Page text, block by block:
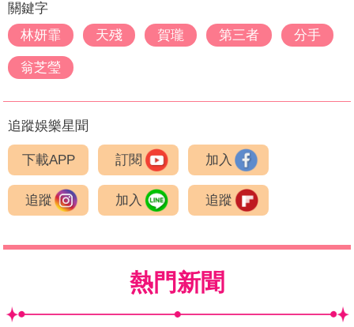
關鍵字
林妍霏
天殘 賀瓏 第三者 分手
翁芝瑩
追蹤娛樂星聞
下載APP 訂閱 加入
追蹤 加入 追蹤
熱門新聞